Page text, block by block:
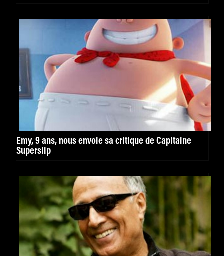
Emy, 9 ans, nous envoie sa critique de Capitaine
Superslip